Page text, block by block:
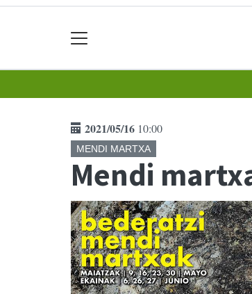
2021/05/16 10:00
MENDI MARTXA
Mendi